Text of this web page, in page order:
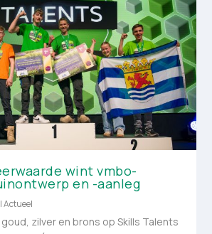
wint vmbo-
en -aanleg
|Actueel
zilver en brons op Skills Talents